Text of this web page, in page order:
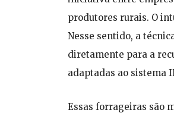
produtores rurais. O
Nesse sentido, a
diretamente para a
adaptadas ao sistema
Essas forrageiras são